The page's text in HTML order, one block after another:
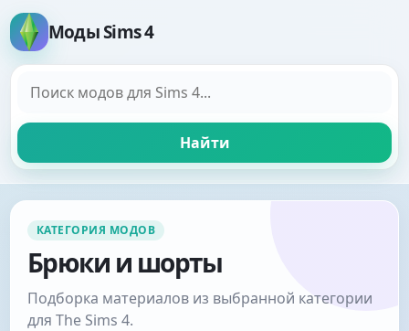
Моды Sims 4
Найти
КАТЕГОРИЯ МОДОВ
Брюки и шорты
Подборка материалов из выбранной категории
для The Sims 4.